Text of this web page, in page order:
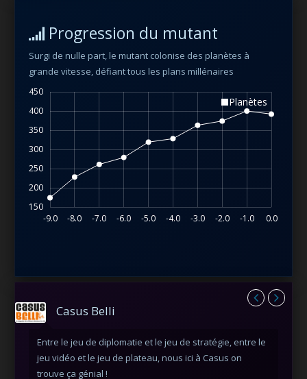
Progression du mutant
Surgi de nulle part, le mutant colonise des planètes à
grande vitesse, défiant tous les plans millénaires
-9.0 -8.0 -7.0 -6.0 -5.0 -4.0 -3.0 -2.0 -1.0 0.0
150
200
250
300
350
400
450
Planètes
Ravage
règles, il faut de longs mois de pratique pour explorer
toutes les possibilités du jeu. Pourtant Fondation ne